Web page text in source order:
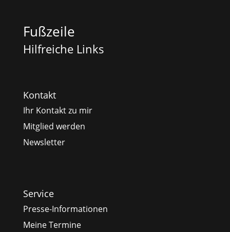
Fußzeile
Hilfreiche Links
Kontakt
Ihr Kontakt zu mir
Mitglied werden
Newsletter
Service
Presse-Informationen
Meine Termine